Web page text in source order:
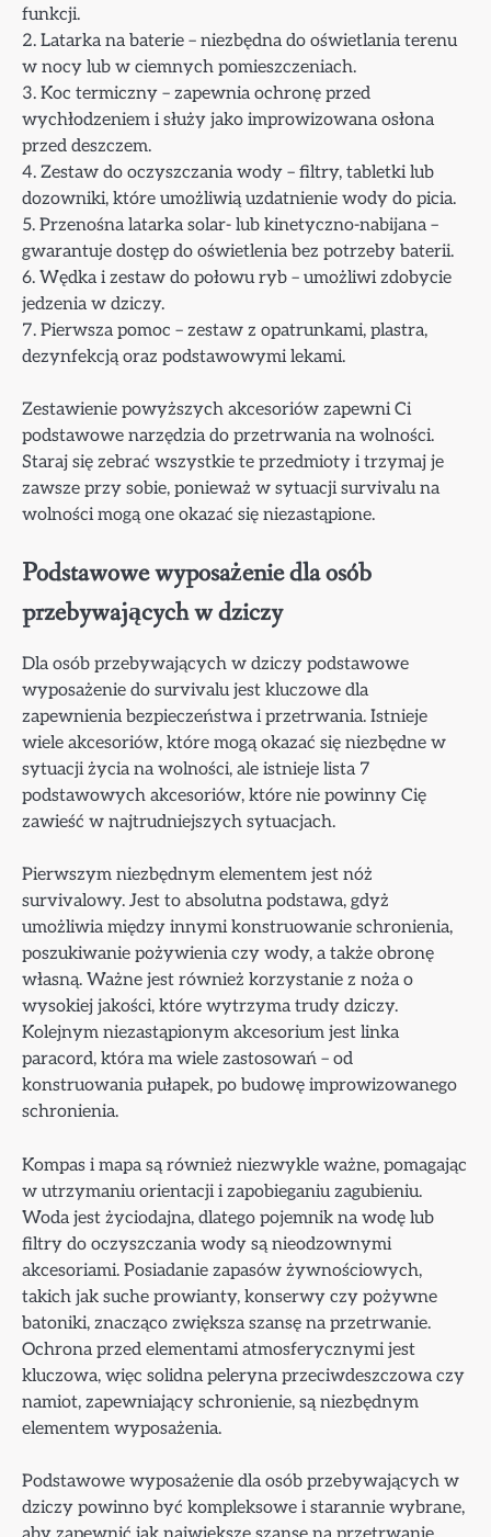
funkcji.
2. Latarka na baterie – niezbędna do oświetlania terenu
w nocy lub w ciemnych pomieszczeniach.
3. Koc termiczny – zapewnia ochronę przed
wychłodzeniem i służy jako improwizowana osłona
przed deszczem.
4. Zestaw do oczyszczania wody – filtry, tabletki lub
dozowniki, które umożliwią uzdatnienie wody do picia.
5. Przenośna latarka solar- lub kinetyczno-nabijana –
gwarantuje dostęp do oświetlenia bez potrzeby baterii.
6. Wędka i zestaw do połowu ryb – umożliwi zdobycie
jedzenia w dziczy.
7. Pierwsza pomoc – zestaw z opatrunkami, plastra,
dezynfekcją oraz podstawowymi lekami.
Zestawienie powyższych akcesoriów zapewni Ci
podstawowe narzędzia do przetrwania na wolności.
Staraj się zebrać wszystkie te przedmioty i trzymaj je
zawsze przy sobie, ponieważ w sytuacji survivalu na
wolności mogą one okazać się niezastąpione.
Podstawowe wyposażenie dla osób
przebywających w dziczy
Dla osób przebywających w dziczy podstawowe
wyposażenie do survivalu jest kluczowe dla
zapewnienia bezpieczeństwa i przetrwania. Istnieje
wiele akcesoriów, które mogą okazać się niezbędne w
sytuacji życia na wolności, ale istnieje lista 7
podstawowych akcesoriów, które nie powinny Cię
zawieść w najtrudniejszych sytuacjach.
Pierwszym niezbędnym elementem jest nóż
survivalowy. Jest to absolutna podstawa, gdyż
umożliwia między innymi konstruowanie schronienia,
poszukiwanie pożywienia czy wody, a także obronę
własną. Ważne jest również korzystanie z noża o
wysokiej jakości, które wytrzyma trudy dziczy.
Kolejnym niezastąpionym akcesorium jest linka
paracord, która ma wiele zastosowań – od
konstruowania pułapek, po budowę improwizowanego
schronienia.
Kompas i mapa są również niezwykle ważne, pomagając
w utrzymaniu orientacji i zapobieganiu zagubieniu.
Woda jest życiodajna, dlatego pojemnik na wodę lub
filtry do oczyszczania wody są nieodzownymi
akcesoriami. Posiadanie zapasów żywnościowych,
takich jak suche prowianty, konserwy czy pożywne
batoniki, znacząco zwiększa szansę na przetrwanie.
Ochrona przed elementami atmosferycznymi jest
kluczowa, więc solidna peleryna przeciwdeszczowa czy
namiot, zapewniający schronienie, są niezbędnym
elementem wyposażenia.
Podstawowe wyposażenie dla osób przebywających w
dziczy powinno być kompleksowe i starannie wybrane,